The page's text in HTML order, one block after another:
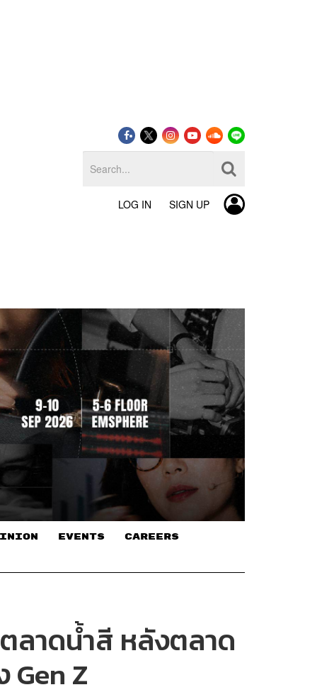
LOG IN SIGN UP
EVENTS CAREERS
ตลาดน้ำสี หลังตลาด
Gen Z